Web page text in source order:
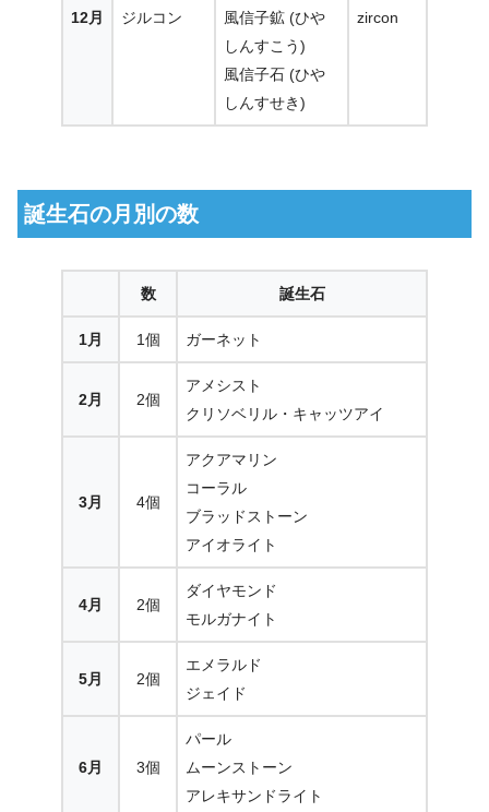
12月 ジルコン
風信子鉱 (ひや
しんすこう)
風信子石 (ひや
しんすせき)
zircon
誕生石の月別の数
数 誕生石
1月 1個 ガーネット
2月 2個
アメシスト
クリソベリル・キャッツアイ
3月 4個
アクアマリン
コーラル
ブラッドストーン
アイオライト
4月 2個
ダイヤモンド
モルガナイト
5月 2個
エメラルド
ジェイド
6月 3個
パール
ムーンストーン
アレキサンドライト